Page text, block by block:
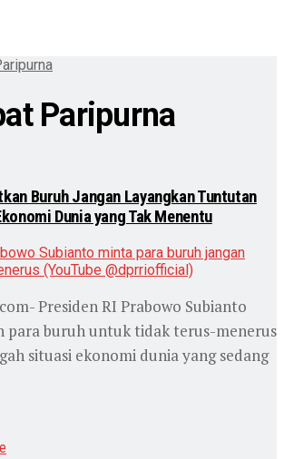
Paripurna
Buruh Jangan Layangkan Tuntutan
Dunia yang Tak Menentu
Presiden RI Prabowo Subianto
para buruh untuk tidak terus-menerus
situasi ekonomi dunia yang sedang